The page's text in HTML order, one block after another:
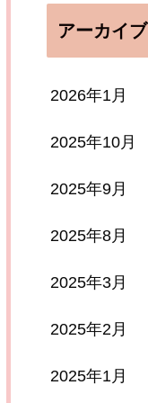
アーカイブ
2026年1月
2025年10月
2025年9月
2025年8月
2025年3月
2025年2月
2025年1月